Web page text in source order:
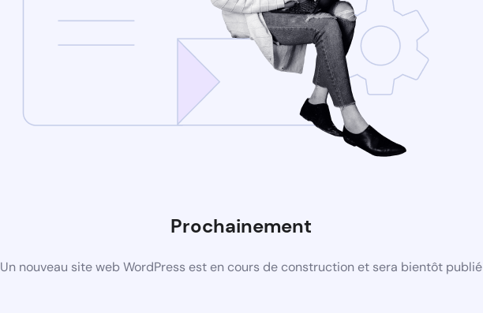
Prochainement
Un nouveau site web WordPress est en cours de construction et sera bientôt publié